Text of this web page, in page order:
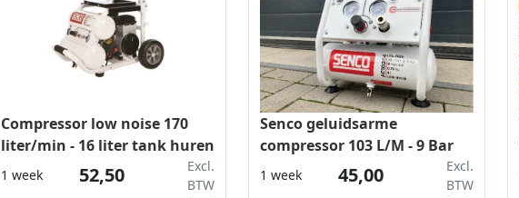
Compressor low noise 170
liter/min - 16 liter tank huren
1 week 52,50
Excl.
BTW
Senco geluidsarme
compressor 103 L/M - 9 Bar
1 week 45,00
Excl.
BTW